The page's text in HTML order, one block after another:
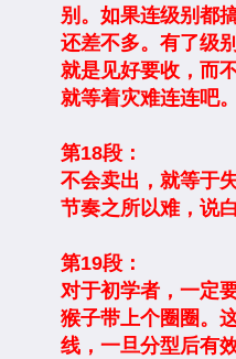
别。如果连级别都
还差不多。有了级
就是见好要收，而
就等着灾难连连吧。
第18段：
不会卖出，就等于
节奏之所以难，说
第19段：
对于初学者，一定
猴子带上个圈圈。
线，一旦分型后有